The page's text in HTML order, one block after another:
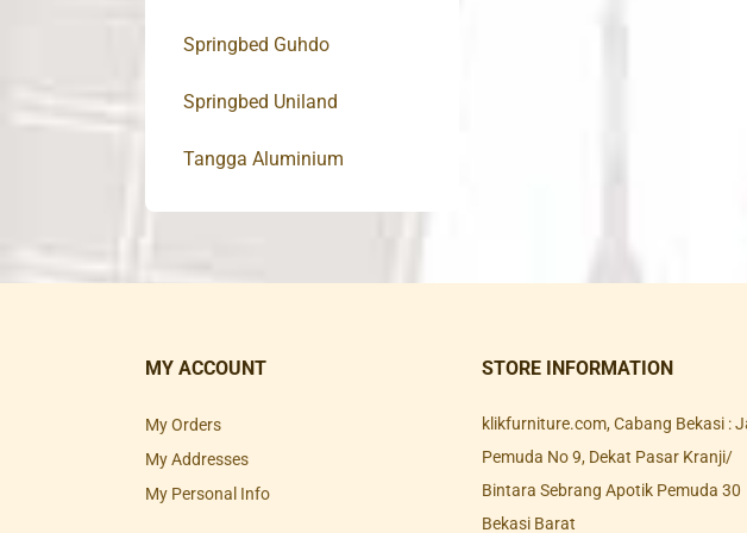
Springbed Guhdo
Springbed Uniland
Tangga Aluminium
MY ACCOUNT
My Orders
My Addresses
My Personal Info
STORE INFORMATION
klikfurniture.com, Cabang Bekasi :
Pemuda No 9, Dekat Pasar Kranji/
Bintara Sebrang Apotik Pemuda 30
Bekasi Barat